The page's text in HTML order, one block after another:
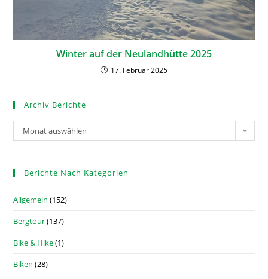
Winter auf der Neulandhütte 2025
17. Februar 2025
Archiv Berichte
Monat auswählen
Berichte Nach Kategorien
Allgemein (152)
Bergtour(137)
Bike & Hike(1)
Biken (28)